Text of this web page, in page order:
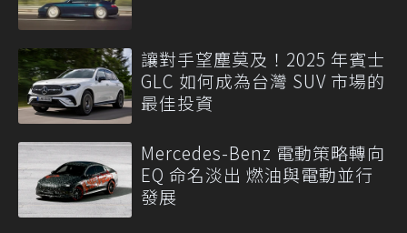
讓對手望塵莫及！2025 年賓士
GLC 如何成為台灣 SUV 市場的
最佳投資
Mercedes-Benz 電動策略轉向
EQ 命名淡出 燃油與電動並行
發展